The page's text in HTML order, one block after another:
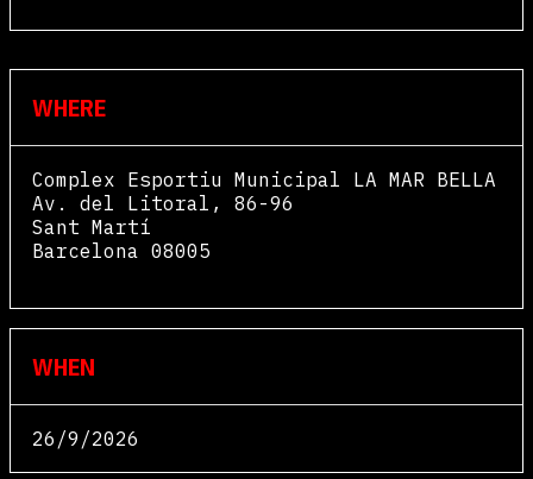
WHERE
Complex Esportiu Municipal LA MAR BELLA
Av. del Litoral, 86-96
Sant Martí
Barcelona 08005
WHEN
26/9/2026